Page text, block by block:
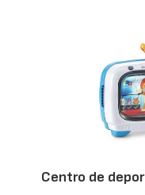
Centro de